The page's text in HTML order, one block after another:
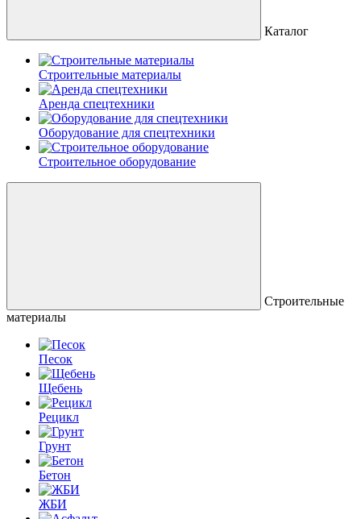
Каталог
Строительные материалы
Аренда спецтехники
Оборудование для спецтехники
Строительное оборудование
Строительные
материалы
Песок
Щебень
Рецикл
Грунт
Бетон
ЖБИ